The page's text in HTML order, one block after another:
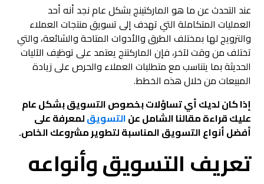
عند التحدث عن ما هو الماركتينج بشكل عام نجد أنه أحد
العمليات المتكاملة التي تهدف إلى تسويق منتجات العملاء
والترويج لها بمختلف الطرق والأدوات المتاحة والشائعة، والتي
تختلف من وقت لآخر، فإن الماركتنج يعتمد على توظيف الآليات
الحديثة بما يتناسب مع متطلبات العملاء والحرص على زيادة
المبيعات من خلال هذه الخطط.
إذا كان لديك أي تساؤلات بخصوص التسويق بشكل عام
عليك قراءة مقالنا الشامل عنالتسويقلمعرفة على
أفضل أنواع التسويق المناسبة لتطوير مشروعك الخاص.
تعريف التسويق وأنواعه